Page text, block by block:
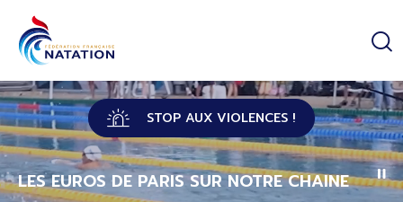
Passer au contenu principal
STOP AUX VIOLENCES !
LES EUROS DE PARIS SUR NOTRE CHAINE
Panneau de gestion des cookies